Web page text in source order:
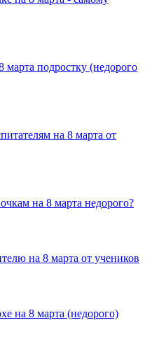
марта подростку (недорого
на 8 марта от
на 8 марта недорого?
на 8 марта от учеников
на 8 марта (недорого)